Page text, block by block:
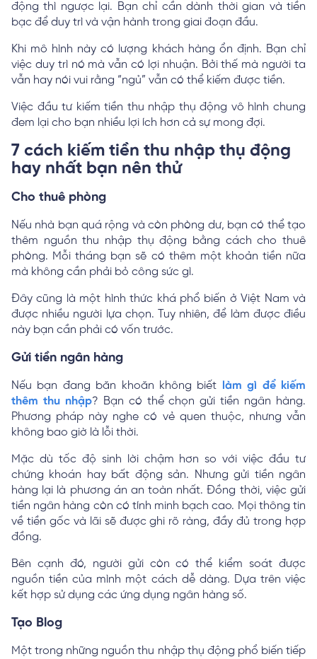
động thì ngược lại. Bạn chỉ cần dành thời gian và tiền
bạc để duy trì và vận hành trong giai đoạn đầu.
Khi mô hình này có lượng khách hàng ổn định. Bạn chỉ
việc duy trì nó mà vẫn có lợi nhuận. Bởi thế mà người ta
vẫn hay nói vui rằng “ngủ” vẫn có thể kiếm được tiền.
Việc đầu tư kiếm tiền thu nhập thụ động vô hình chung
đem lại cho bạn nhiều lợi ích hơn cả sự mong đợi.
7 cách kiếm tiền thu nhập thụ động
hay nhất bạn nên thử
Cho thuê phòng
Nếu nhà bạn quá rộng và còn phòng dư, bạn có thể tạo
thêm nguồn thu nhập thụ động bằng cách cho thuê
phòng. Mỗi tháng bạn sẽ có thêm một khoản tiền nữa
mà không cần phải bỏ công sức gì.
Đây cũng là một hình thức khá phổ biến ở Việt Nam và
được nhiều người lựa chọn. Tuy nhiên, để làm được điều
này bạn cần phải có vốn trước.
Gửi tiền ngân hàng
Nếu bạn đang băn khoăn không biết
làm gì để kiếm
thêm thu nhập? Bạn có thể chọn gửi tiền ngân hàng.
Phương pháp này nghe có vẻ quen thuộc, nhưng vẫn
không bao giờ là lỗi thời.
Mặc dù tốc độ sinh lời chậm hơn so với việc đầu tư
chứng khoán hay bất động sản. Nhưng gửi tiền ngân
hàng lại là phương án an toàn nhất. Đồng thời, việc gửi
tiền ngân hàng còn có tính minh bạch cao. Mọi thông tin
về tiền gốc và lãi sẽ được ghi rõ ràng, đầy đủ trong hợp
đồng.
Bên cạnh đó, người gửi còn có thể kiểm soát được
nguồn tiền của mình một cách dễ dàng. Dựa trên việc
kết hợp sử dụng các ứng dụng ngân hàng số.
Tạo Blog
Một trong những nguồn thu nhập thụ động phổ biến tiếp